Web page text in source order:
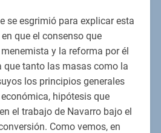
se esgrimió para explicar esta
que el consenso que
y la reforma por él
que tanto las masas como la
los principios generales
hipótesis que
el trabajo de Navarro bajo el
Como vemos, en